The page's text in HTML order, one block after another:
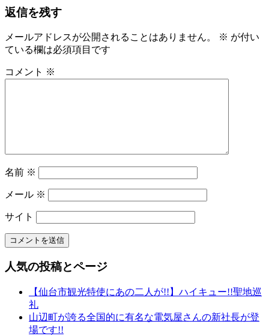
稿
ビ
ゲ
記
返信を残す
メールアドレスが公開されることはありません。 ※ が付い
ている欄は必須項目です
コメント ※
名前 ※
メール ※
サイト
人気の投稿とページ
【仙台市観光特使にあの二人が!!】ハイキュー!!聖地巡
礼
山辺町が誇る全国的に有名な電気屋さんの新社長が登
場です!!